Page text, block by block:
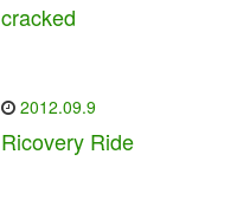
cracked
2012.09.9
Ricovery Ride